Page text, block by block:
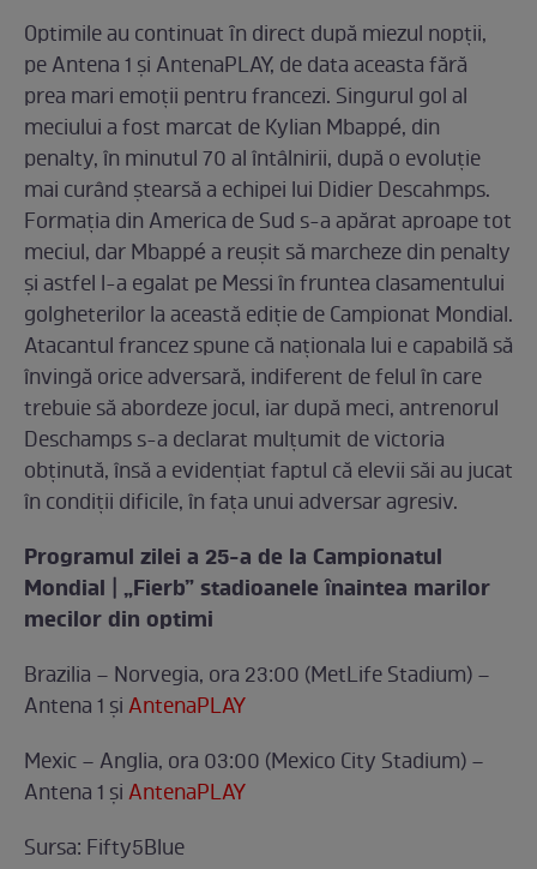
Optimile au continuat ȋn direct după miezul nopţii,
pe Antena 1 și AntenaPLAY, de data aceasta fără
prea mari emoţii pentru francezi. Singurul gol al
meciului a fost marcat de Kylian Mbappé, din
penalty, în minutul 70 al întâlnirii, după o evoluţie
mai curând ștearsă a echipei lui Didier Descahmps.
Formația din America de Sud s-a apărat aproape tot
meciul, dar Mbappé a reușit să marcheze din penalty
și astfel l-a egalat pe Messi în fruntea clasamentului
golgheterilor la această ediție de Campionat Mondial.
Atacantul francez spune că naționala lui e capabilă să
învingă orice adversară, indiferent de felul în care
trebuie să abordeze jocul, iar după meci, antrenorul
Deschamps s-a declarat mulțumit de victoria
obținută, însă a evidențiat faptul că elevii săi au jucat
în condiții dificile, în fața unui adversar agresiv.
Programul zilei a 25-a de la Campionatul
Mondial | „Fierb” stadioanele ȋnaintea marilor
mecilor din optimi
Brazilia – Norvegia, ora 23:00 (MetLife Stadium) –
Antena 1 șiAntenaPLAY
Mexic – Anglia, ora 03:00 (Mexico City Stadium) –
Antena 1 șiAntenaPLAY
Sursa: Fifty5Blue